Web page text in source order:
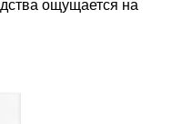
ощущается на